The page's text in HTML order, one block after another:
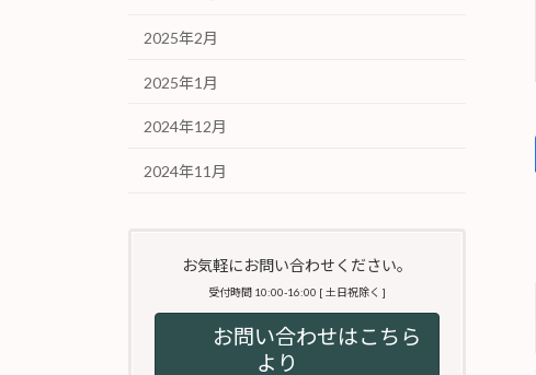
2025年2月
2025年1月
2024年12月
2024年11月
お気軽にお問い合わせください。
受付時間 10:00-16:00 [ 土日祝除く ]
お問い合わせはこちら
より